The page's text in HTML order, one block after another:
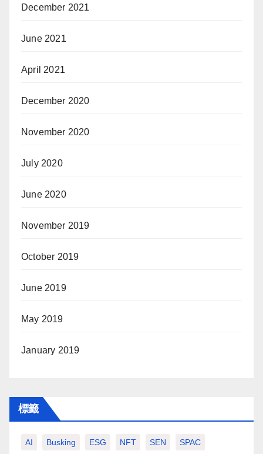
December 2021
June 2021
April 2021
December 2020
November 2020
July 2020
June 2020
November 2019
October 2019
June 2019
May 2019
January 2019
標籤
AI Busking ESG NFT SEN SPAC